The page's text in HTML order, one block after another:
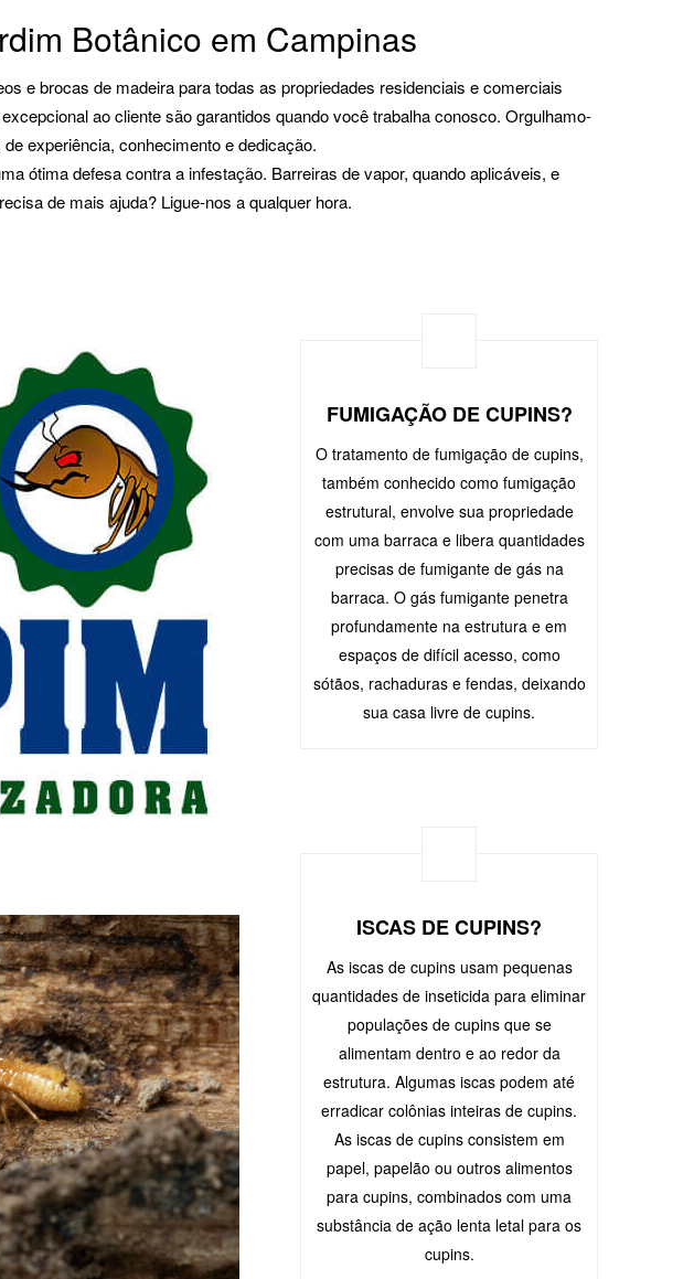
Botânico em Campinas
e brocas de madeira para todas as propriedades residenciais e comerciais
ao cliente são garantidos quando você trabalha conosco. Orgulhamo-
experiência, conhecimento e dedicação.
ótima defesa contra a infestação. Barreiras de vapor, quando aplicáveis, e
de mais ajuda? Ligue-nos a qualquer hora.
FUMIGAÇÃO DE CUPINS?
O tratamento de fumigação de cupins,
também conhecido como fumigação
estrutural, envolve sua propriedade
com uma barraca e libera quantidades
precisas de fumigante de gás na
barraca. O gás fumigante penetra
profundamente na estrutura e em
espaços de difícil acesso, como
sótãos, rachaduras e fendas, deixando
sua casa livre de cupins.
ISCAS DE CUPINS?
As iscas de cupins usam pequenas
quantidades de inseticida para eliminar
populações de cupins que se
alimentam dentro e ao redor da
estrutura. Algumas iscas podem até
erradicar colônias inteiras de cupins.
As iscas de cupins consistem em
papel, papelão ou outros alimentos
para cupins, combinados com uma
substância de ação lenta letal para os
cupins.